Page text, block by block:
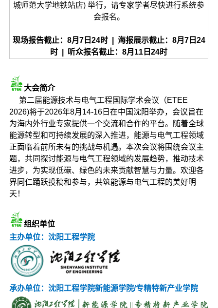
城师范大学地铁站店) 举行，请专家学者尽快进行系统参
会报名。
现场报告截止：8月7日24时 | 海报展示截止：8月7日24
时 | 听众报名截止：8月11日24时
大会简介
第二届能源技术与电气工程国际学术会议（ETEE
2026)将于2026年8月14-16日在中国沈阳举办，会议旨在
为海内外行业专家提供一个交流和合作的平台。随着全球
能源转型和可持续发展的深入推进，能源与电气工程领域
正面临着前所未有的挑战与机遇。本次会议将围绕会议主
题，共同探讨能源与电气工程领域的发展趋势，推动技术
进步，为实现低碳、绿色的未来贡献智慧与力量。欢迎各
界同仁踊跃投稿和参与，共筑能源与电气工程的美好明
天！
组织单位
主办单位：沈阳工程学院
承办单位：沈阳工程学院新能源学院/专精特新产业学院